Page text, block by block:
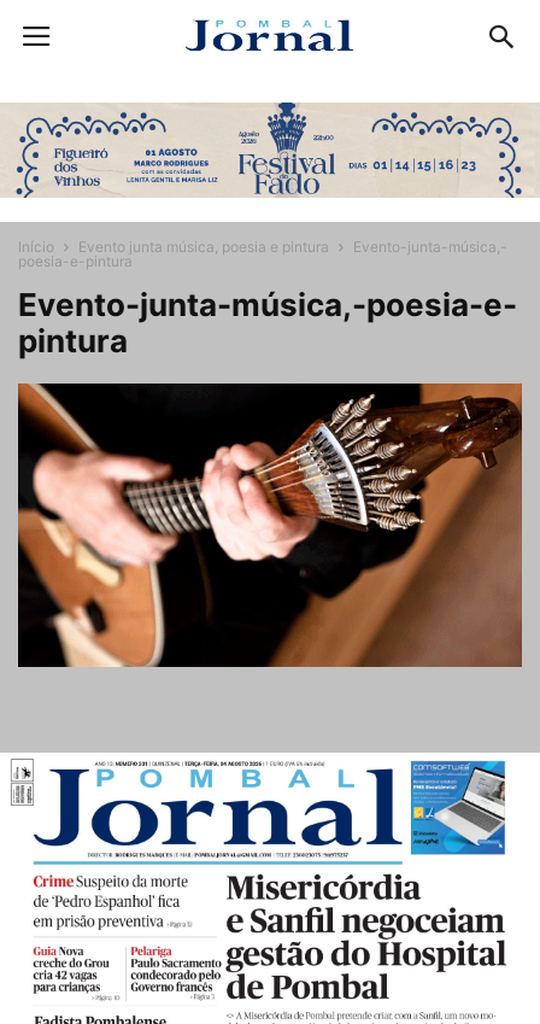
Início Evento junta música, poesia e pintura
Evento-junta-música,-
poesia-e-pintura
Evento-junta-música,-poesia-e-
pintura